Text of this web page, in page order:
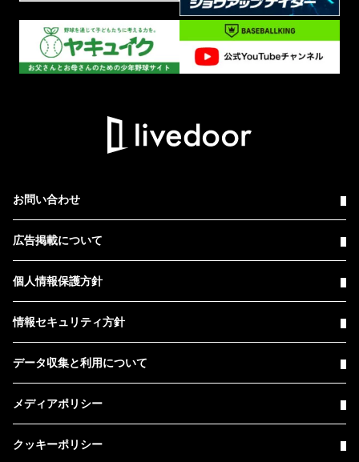
お問い合わせ
広告掲載について
個人情報保護方針
情報セキュリティ方針
データ収集と利用について
メディアポリシー
クッキーポリシー